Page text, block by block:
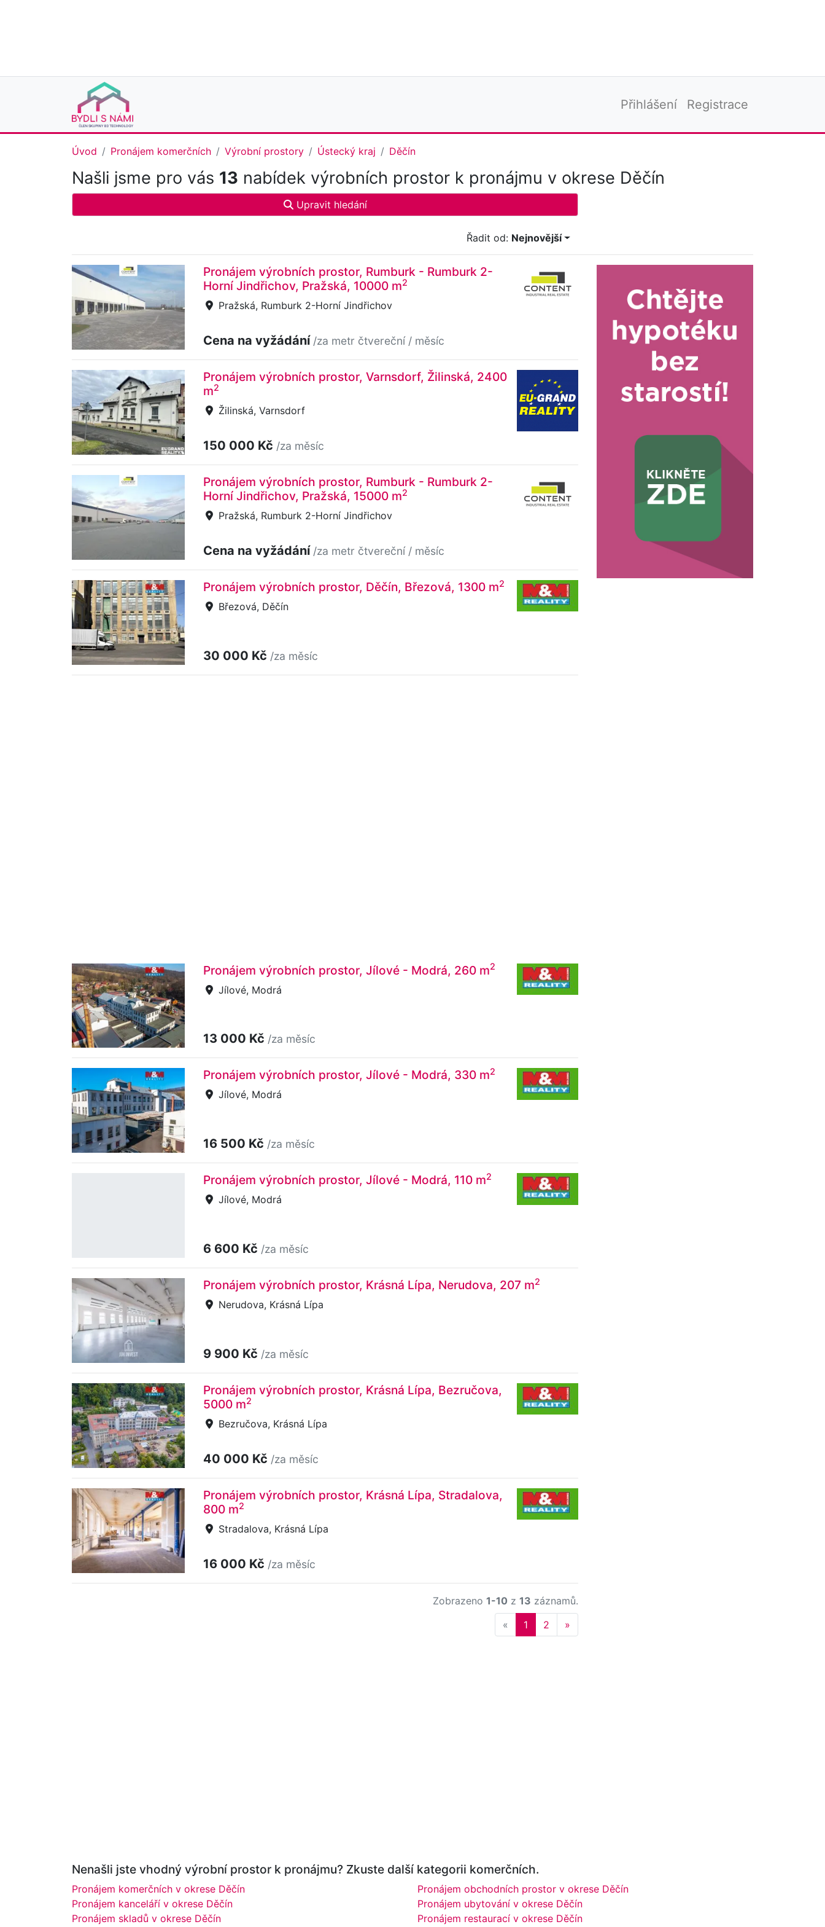
Přihlášení Registrace
Úvod Pronájem komerčních Výrobní prostory Ústecký kraj Děčín
Našli jsme pro vás 13 nabídek výrobních prostor k pronájmu v okrese Děčín
Upravit hledání
Řadit od: Nejnovější
Pronájem výrobních prostor, Rumburk - Rumburk 2-
Horní Jindřichov, Pražská, 10000 m2
Pražská, Rumburk 2-Horní Jindřichov
Cena na vyžádání /za metr čtvereční / měsíc
Pronájem výrobních prostor, Varnsdorf, Žilinská, 2400
m2
Žilinská, Varnsdorf
150 000 Kč /za měsíc
Pronájem výrobních prostor, Rumburk - Rumburk 2-
Horní Jindřichov, Pražská, 15000 m2
Pražská, Rumburk 2-Horní Jindřichov
Cena na vyžádání /za metr čtvereční / měsíc
Pronájem výrobních prostor, Děčín, Březová, 1300 m2
Březová, Děčín
30 000 Kč /za měsíc
Pronájem výrobních prostor, Jílové - Modrá, 260 m2
Jílové, Modrá
13 000 Kč /za měsíc
Pronájem výrobních prostor, Jílové - Modrá, 330 m2
Jílové, Modrá
16 500 Kč /za měsíc
Pronájem výrobních prostor, Jílové - Modrá, 110 m2
Jílové, Modrá
6 600 Kč /za měsíc
Pronájem výrobních prostor, Krásná Lípa, Nerudova, 207 m2
Nerudova, Krásná Lípa
9 900 Kč /za měsíc
Pronájem výrobních prostor, Krásná Lípa, Bezručova,
5000 m2
Bezručova, Krásná Lípa
40 000 Kč /za měsíc
Pronájem výrobních prostor, Krásná Lípa, Stradalova,
800 m2
Stradalova, Krásná Lípa
16 000 Kč /za měsíc
Zobrazeno 1-10 z 13 záznamů.
« Previous
1 2 »
Nenašli jste vhodný výrobní prostor k pronájmu? Zkuste další kategorii komerčních.
Pronájem komerčních v okrese Děčín
Pronájem kanceláří v okrese Děčín
Pronájem skladů v okrese Děčín
Pronájem obchodních prostor v okrese Děčín
Pronájem ubytování v okrese Děčín
Pronájem restaurací v okrese Děčín